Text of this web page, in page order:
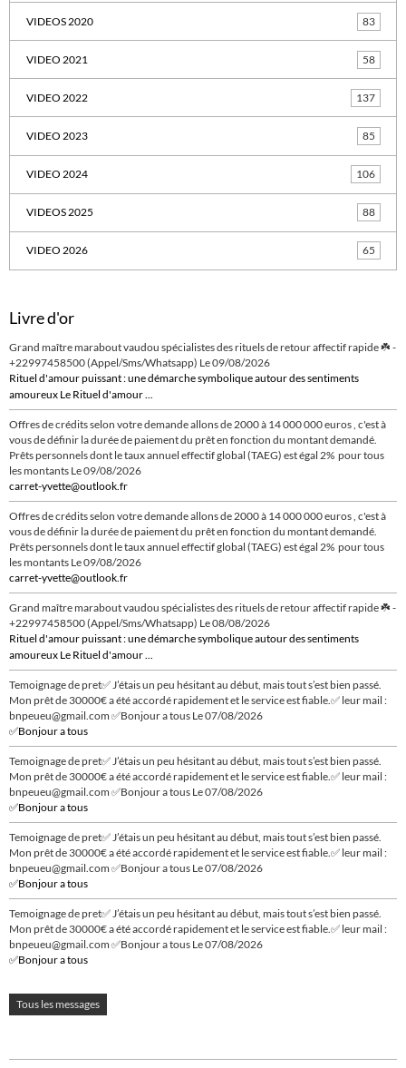
VIDEOS 2020 83
VIDEO 2021 58
VIDEO 2022 137
VIDEO 2023 85
VIDEO 2024 106
VIDEOS 2025 88
VIDEO 2026 65
Livre d'or
Grand maître marabout vaudou spécialistes des rituels de retour affectif rapide ☘️ -
+22997458500 (Appel/Sms/Whatsapp) Le 09/08/2026
Rituel d'amour puissant : une démarche symbolique autour des sentiments
amoureux Le Rituel d'amour ...
Offres de crédits selon votre demande allons de 2000 à 14 000 000 euros , c'est à
vous de définir la durée de paiement du prêt en fonction du montant demandé.
Prêts personnels dont le taux annuel effectif global (TAEG) est égal 2% pour tous
les montants Le 09/08/2026
carret-yvette@outlook.fr
Offres de crédits selon votre demande allons de 2000 à 14 000 000 euros , c'est à
vous de définir la durée de paiement du prêt en fonction du montant demandé.
Prêts personnels dont le taux annuel effectif global (TAEG) est égal 2% pour tous
les montants Le 09/08/2026
carret-yvette@outlook.fr
Grand maître marabout vaudou spécialistes des rituels de retour affectif rapide ☘️ -
+22997458500 (Appel/Sms/Whatsapp) Le 08/08/2026
Rituel d'amour puissant : une démarche symbolique autour des sentiments
amoureux Le Rituel d'amour ...
Temoignage de pret✅ J’étais un peu hésitant au début, mais tout s’est bien passé.
Mon prêt de 30000€ a été accordé rapidement et le service est fiable.✅ leur mail :
bnpeueu@gmail.com ✅Bonjour a tous Le 07/08/2026
✅Bonjour a tous
Temoignage de pret✅ J’étais un peu hésitant au début, mais tout s’est bien passé.
Mon prêt de 30000€ a été accordé rapidement et le service est fiable.✅ leur mail :
bnpeueu@gmail.com ✅Bonjour a tous Le 07/08/2026
✅Bonjour a tous
Temoignage de pret✅ J’étais un peu hésitant au début, mais tout s’est bien passé.
Mon prêt de 30000€ a été accordé rapidement et le service est fiable.✅ leur mail :
bnpeueu@gmail.com ✅Bonjour a tous Le 07/08/2026
✅Bonjour a tous
Temoignage de pret✅ J’étais un peu hésitant au début, mais tout s’est bien passé.
Mon prêt de 30000€ a été accordé rapidement et le service est fiable.✅ leur mail :
bnpeueu@gmail.com ✅Bonjour a tous Le 07/08/2026
✅Bonjour a tous
Tous les messages